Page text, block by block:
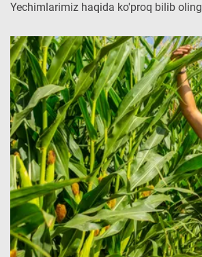
Yechimlarimiz haqida ko'proq bilib oling